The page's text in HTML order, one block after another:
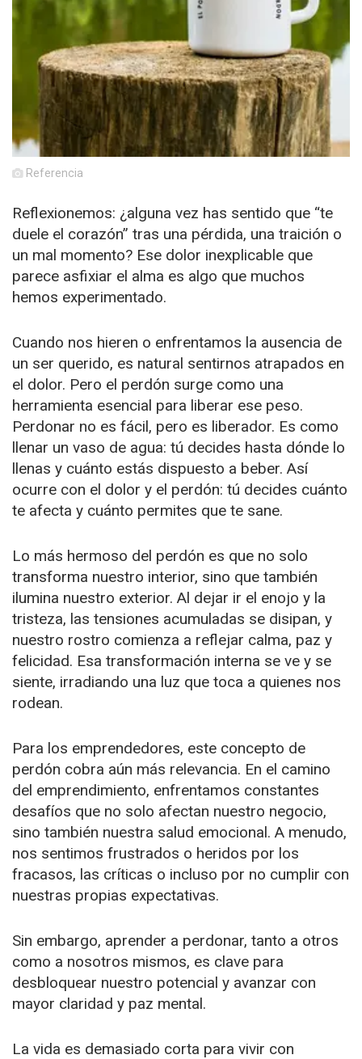
Referencia
Reflexionemos: ¿alguna vez has sentido que “te
duele el corazón” tras una pérdida, una traición o
un mal momento? Ese dolor inexplicable que
parece asfixiar el alma es algo que muchos
hemos experimentado.
Cuando nos hieren o enfrentamos la ausencia de
un ser querido, es natural sentirnos atrapados en
el dolor. Pero el perdón surge como una
herramienta esencial para liberar ese peso.
Perdonar no es fácil, pero es liberador. Es como
llenar un vaso de agua: tú decides hasta dónde lo
llenas y cuánto estás dispuesto a beber. Así
ocurre con el dolor y el perdón: tú decides cuánto
te afecta y cuánto permites que te sane.
Lo más hermoso del perdón es que no solo
transforma nuestro interior, sino que también
ilumina nuestro exterior. Al dejar ir el enojo y la
tristeza, las tensiones acumuladas se disipan, y
nuestro rostro comienza a reflejar calma, paz y
felicidad. Esa transformación interna se ve y se
siente, irradiando una luz que toca a quienes nos
rodean.
Para los emprendedores, este concepto de
perdón cobra aún más relevancia. En el camino
del emprendimiento, enfrentamos constantes
desafíos que no solo afectan nuestro negocio,
sino también nuestra salud emocional. A menudo,
nos sentimos frustrados o heridos por los
fracasos, las críticas o incluso por no cumplir con
nuestras propias expectativas.
Sin embargo, aprender a perdonar, tanto a otros
como a nosotros mismos, es clave para
desbloquear nuestro potencial y avanzar con
mayor claridad y paz mental.
La vida es demasiado corta para vivir con